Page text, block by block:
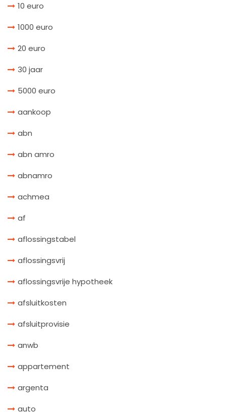
10 euro
1000 euro
20 euro
30 jaar
5000 euro
aankoop
abn
abn amro
abnamro
achmea
af
aflossingstabel
aflossingsvrij
aflossingsvrije hypotheek
afsluitkosten
afsluitprovisie
anwb
appartement
argenta
auto